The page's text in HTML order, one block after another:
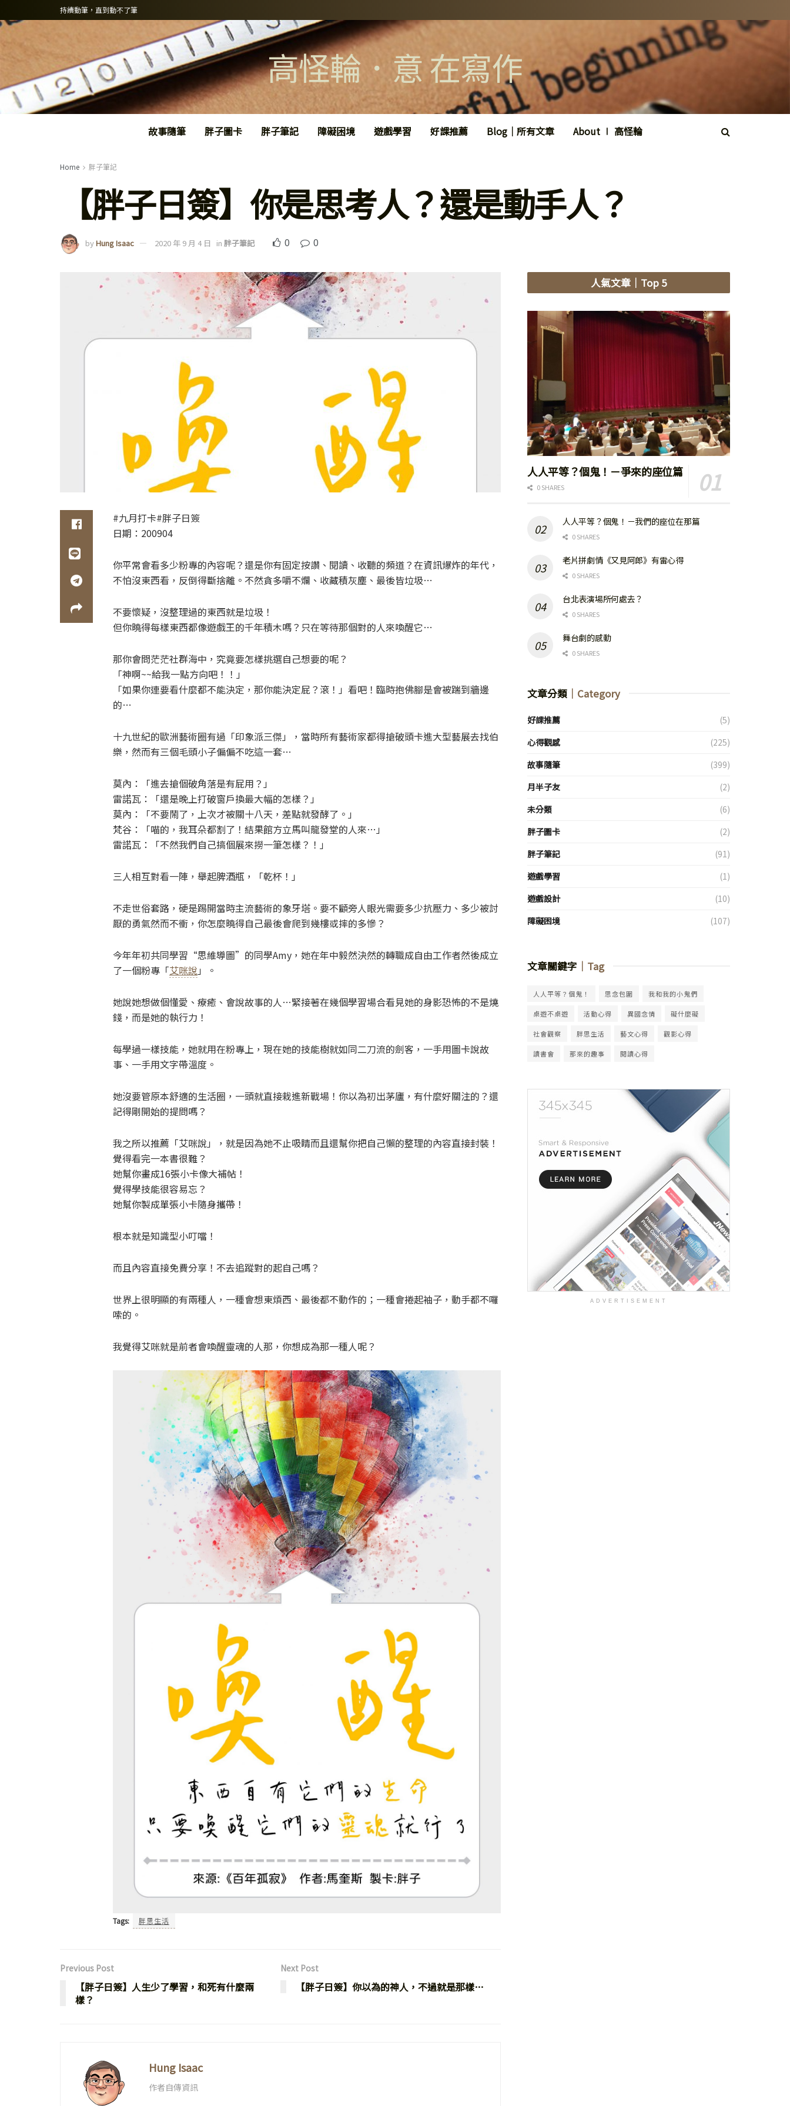
持續動筆，直到動不了筆
高怪輪．意 在寫作
故事隨筆 胖子圖卡 胖子筆記 障礙困境 遊戲學習 好課推薦 Blog｜所有文章 About ∣ 高怪輪
Home 胖子筆記
【胖子日簽】你是思考人？還是動手人？
byHung Isaac 2020 年 9 月 4 日 in 胖子筆記 0 0
#九月打卡#胖子日簽
日期：200904
你平常會看多少粉專的內容呢？還是你有固定按讚、閱讀、收聽的頻道？在資訊爆炸的年代，
不怕沒東西看，反倒得斷捨離。不然貪多嚼不爛、收藏積灰塵、最後皆垃圾…
不要懷疑，沒整理過的東西就是垃圾！
但你曉得每樣東西都像遊戲王的千年積木嗎？只在等待那個對的人來喚醒它…
那你會問茫茫社群海中，究竟要怎樣挑選自己想要的呢？
「神啊~~給我一點方向吧！！」
「如果你連要看什麼都不能決定，那你能決定屁？滾！」看吧！臨時抱佛腳是會被踹到牆邊
的…
十九世紀的歐洲藝術圈有過「印象派三傑」，當時所有藝術家都得搶破頭卡進大型藝展去找伯
樂，然而有三個毛頭小子偏偏不吃這一套…
莫內：「進去搶個破角落是有屁用？」
雷諾瓦：「還是晚上打破窗戶換最大幅的怎樣？」
莫內：「不要鬧了，上次才被關十八天，差點就發酵了。」
梵谷：「喵的，我耳朵都割了！結果館方立馬叫龍發堂的人來…」
雷諾瓦：「不然我們自己搞個展來撈一筆怎樣？！」
三人相互對看一陣，舉起脾酒瓶，「乾杯！」
不走世俗套路，硬是踢開當時主流藝術的象牙塔。要不顧旁人眼光需要多少抗壓力、多少被討
厭的勇氣然而不衝，你怎麼曉得自己最後會爬到幾樓或摔的多慘？
今年年初共同學習“思維導圖”的同學Amy，她在年中毅然決然的轉職成自由工作者然後成立
了一個粉專「艾咪說 」。
她說她想做個懂愛、療癒、會說故事的人…緊接著在幾個學習場合看見她的身影恐怖的不是燒
錢，而是她的執行力！
每學過一樣技能，她就用在粉專上，現在她的技能樹就如同二刀流的劍客，一手用圖卡說故
事、一手用文字帶溫度。
她沒要管原本舒適的生活圈，一頭就直接栽進新戰場！你以為初出茅廬，有什麼好關注的？還
記得剛開始的提問嗎？
我之所以推薦「艾咪說」，就是因為她不止吸睛而且還幫你把自己懶的整理的內容直接封裝！
覺得看完一本書很難？
她幫你畫成16張小卡像大補帖！
覺得學技能很容易忘？
她幫你製成單張小卡隨身攜帶！
根本就是知識型小叮噹！
而且內容直接免費分享！不去追蹤對的起自己嗎？
世界上很明顯的有兩種人，一種會想東煩西、最後都不動作的；一種會捲起袖子，動手都不囉
嗦的。
我覺得艾咪就是前者會喚醒靈魂的人那，你想成為那一種人呢？
Tags: 胖思生活
Previous Post
【胖子日簽】人生少了學習，和死有什麼兩
樣？
Next Post
【胖子日簽】你以為的神人，不過就是那樣…
Hung Isaac
作者自傳資訊
人氣文章 ｜Top 5
人人平等？個鬼！－爭來的座位篇
0 SHARES
人人平等？個鬼！－我們的座位在那篇
0 SHARES
老片拼劇情《又見阿郎》有雷心得
0 SHARES
台北表演場所何處去？
0 SHARES
舞台劇的感動
0 SHARES
文章分類 ｜Category
好課推薦
(5)
心得觀感
(225)
故事隨筆
(399)
月半子友
(2)
未分類
(6)
胖子圖卡
(2)
胖子筆記
(91)
遊戲學習
(1)
遊戲設計
(10)
障礙困境
(107)
文章關鍵字 ｜Tag
人人平等？個鬼！ 思念包圍 我和我的小鬼們
桌遊不桌遊 活動心得 異國念情 礙什麼礙
社會觀察 胖思生活 藝文心得 觀影心得
讀書會 那來的趣事 閱讀心得
ADVERTISEMENT